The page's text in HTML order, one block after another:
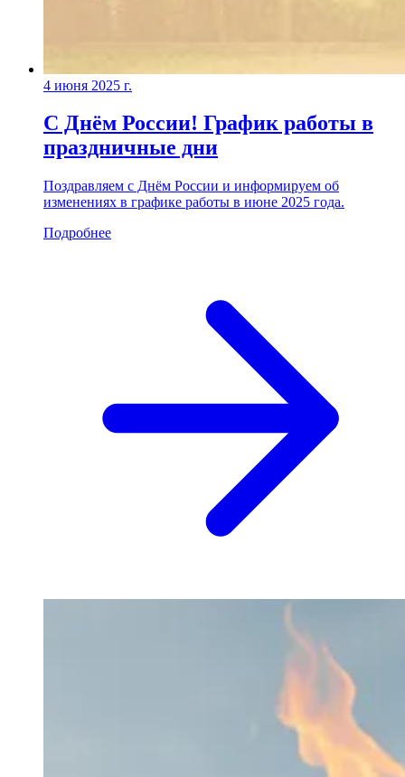
4 июня 2025 г.
С Днём России! График работы в
праздничные дни
Поздравляем с Днём России и информируем об
изменениях в графике работы в июне 2025 года.
Подробнее